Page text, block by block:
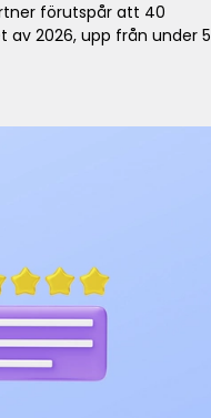
förutspår att 40
2026, upp från under 5